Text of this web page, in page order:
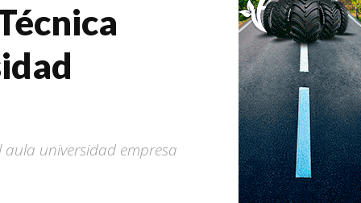
universidad empresa